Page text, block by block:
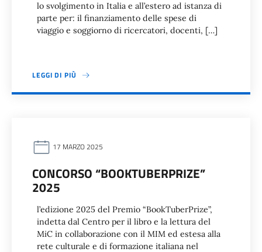
lo svolgimento in Italia e all’estero ad istanza di
parte per: il finanziamento delle spese di
viaggio e soggiorno di ricercatori, docenti, […]
LEGGI DI PIÙ
17 MARZO 2025
CONCORSO “BOOKTUBERPRIZE”
2025
l’edizione 2025 del Premio “BookTuberPrize”,
indetta dal Centro per il libro e la lettura del
MiC in collaborazione con il MIM ed estesa alla
rete culturale e di formazione italiana nel